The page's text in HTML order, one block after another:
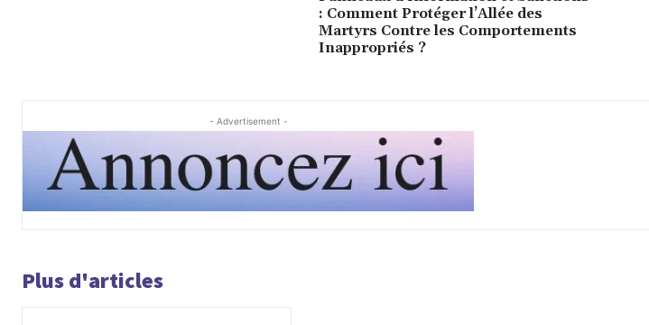
: Comment Protéger l’Allée des
Martyrs Contre les Comportements
Inappropriés ?
- Advertisement -
Plus d'articles